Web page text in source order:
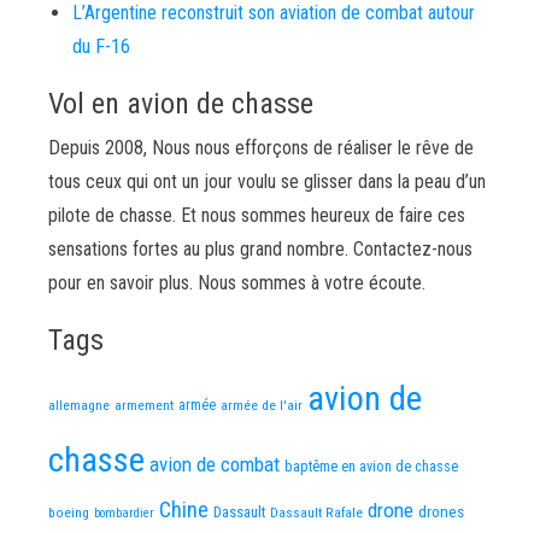
L’Argentine reconstruit son aviation de combat autour
du F-16
Vol en avion de chasse
Depuis 2008, Nous nous efforçons de réaliser le rêve de
tous ceux qui ont un jour voulu se glisser dans la peau d’un
pilote de chasse. Et nous sommes heureux de faire ces
sensations fortes au plus grand nombre. Contactez-nous
pour en savoir plus. Nous sommes à votre écoute.
Tags
allemagne armement armée armée de l'air avion de
chasse avion de combat baptême en avion de chasse
boeing bombardier Chine Dassault Dassault Rafale drone drones